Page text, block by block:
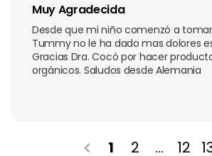
Muy Agradecida
Desde que mi niño comenzó a
Tummy no le ha dado mas dolores
Gracias Dra. Cocó por hacer
orgánicos. Saludos desde Alemania
chevron_left 1 2 … 12